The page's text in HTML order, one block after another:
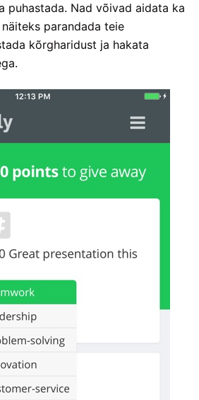
puhastada. Nad võivad aidata ka
parandada teie
kõrgharidust ja hakata